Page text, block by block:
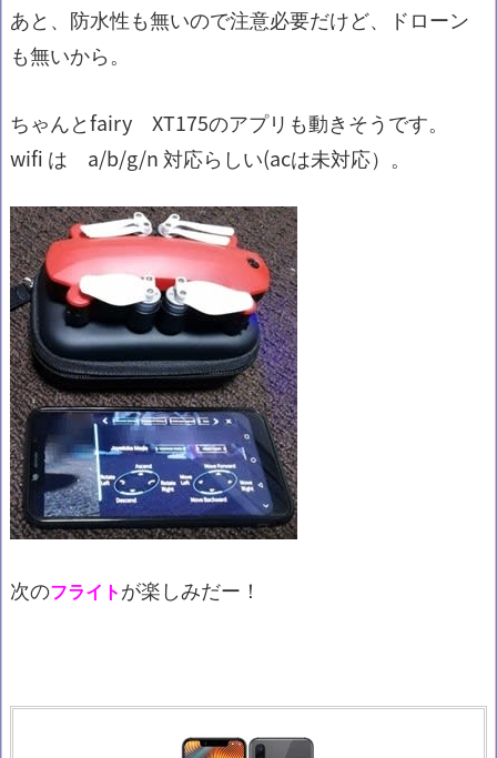
あと、防水性も無いので注意必要だけど、ドローン
も無いから。
ちゃんとfairy XT175のアプリも動きそうです。
wifi は a/b/g/n 対応らしい(acは未対応）。
次のフライトが楽しみだー！